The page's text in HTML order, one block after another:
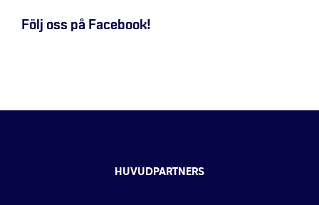
Följ oss på Facebook!
HUVUDPARTNERS